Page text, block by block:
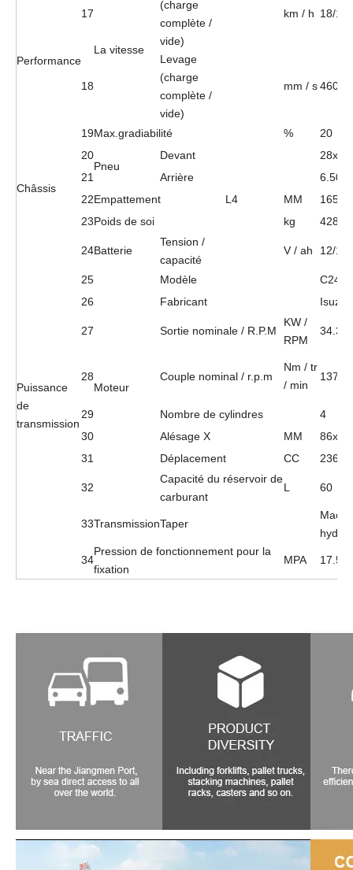
Performance
17
La vitesse
(charge
complète /
vide)
km / h 18/19
18
Levage
(charge
complète /
vide)
mm / s460/
19Max.gradiabilité % 20
Châssis
20
Pneu
Devant
28x9-
21
Arrière
6.50-
22Empattement L4 MM
1650
23Poids de soi kg 4280
Puissance
de
transmission
24Batterie
Tension /
capacité
V / ah 12/
25
Moteur
Modèle
C240
26
Fabricant Isuzu
27 Sortie nominale / R.P.M
KW /
RPM
34.3 /
28 Couple nominal / r.p.m
Nm / tr
/ min
29 Nombre de cylindres
4
30
Alésage X MM
31
Déplacement CC 2369
32
Capacité du réservoir de
carburant
L 60
33TransmissionTaper
34
Pression de fonctionnement pour la
fixation
MPA 17.5